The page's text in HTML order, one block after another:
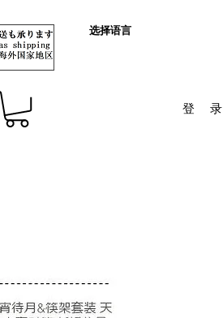
选择语言
登 录